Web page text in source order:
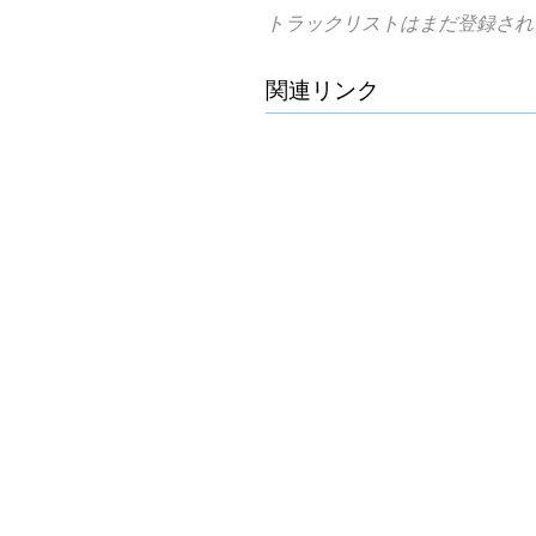
トラックリストはまだ登録され
関連リンク